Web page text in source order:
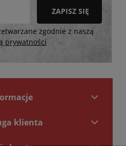
ZAPISZ SIĘ
zgodnie z naszą
prywatności
klienta